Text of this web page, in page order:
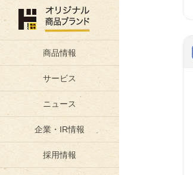
商品情報
サービス
ニュース
企業・IR情報
採用情報